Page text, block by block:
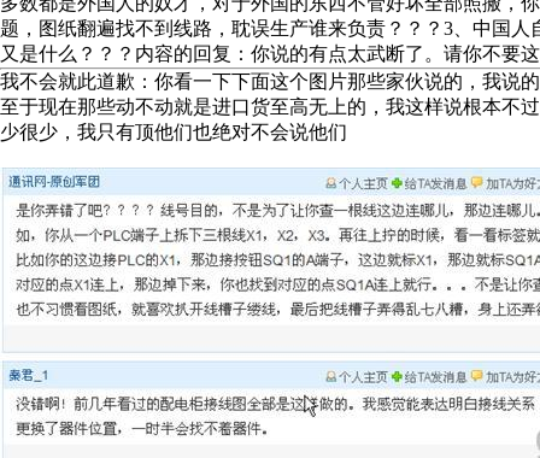
题，图纸翻遍找不到线路，耽误生产谁来负责？？？3、中国
又是什么？？？内容的回复：你说的有点太武断了。请你不要
我不会就此道歉：你看一下下面这个图片那些家伙说的，我说
至于现在那些动不动就是进口货至高无上的，我这样说根本不
少很少，我只有顶他们也绝对不会说他们